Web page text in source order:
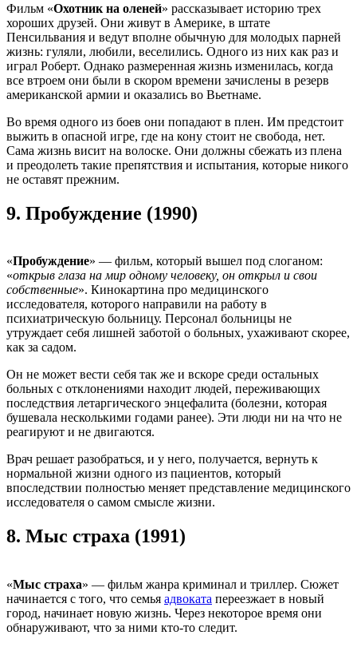
Фильм «Охотник на оленей» рассказывает историю трех
хороших друзей. Они живут в Америке, в штате
Пенсильвания и ведут вполне обычную для молодых парней
жизнь: гуляли, любили, веселились. Одного из них как раз и
играл Роберт. Однако размеренная жизнь изменилась, когда
все втроем они были в скором времени зачислены в резерв
американской армии и оказались во Вьетнаме.
Во время одного из боев они попадают в плен. Им предстоит
выжить в опасной игре, где на кону стоит не свобода, нет.
Сама жизнь висит на волоске. Они должны сбежать из плена
и преодолеть такие препятствия и испытания, которые никого
не оставят прежним.
9. Пробуждение (1990)
«Пробуждение» — фильм, который вышел под слоганом:
«открыв глаза на мир одному человеку, он открыл и свои
собственные». Кинокартина про медицинского
исследователя, которого направили на работу в
психиатрическую больницу. Персонал больницы не
утруждает себя лишней заботой о больных, ухаживают скорее,
как за садом.
Он не может вести себя так же и вскоре среди остальных
больных с отклонениями находит людей, переживающих
последствия летаргического энцефалита (болезни, которая
бушевала несколькими годами ранее). Эти люди ни на что не
реагируют и не двигаются.
Врач решает разобраться, и у него, получается, вернуть к
нормальной жизни одного из пациентов, который
впоследствии полностью меняет представление медицинского
исследователя о самом смысле жизни.
8. Мыс страха (1991)
«Мыс страха» — фильм жанра криминал и триллер. Сюжет
начинается с того, что семья адвоката переезжает в новый
город, начинает новую жизнь. Через некоторое время они
обнаруживают, что за ними кто-то следит.